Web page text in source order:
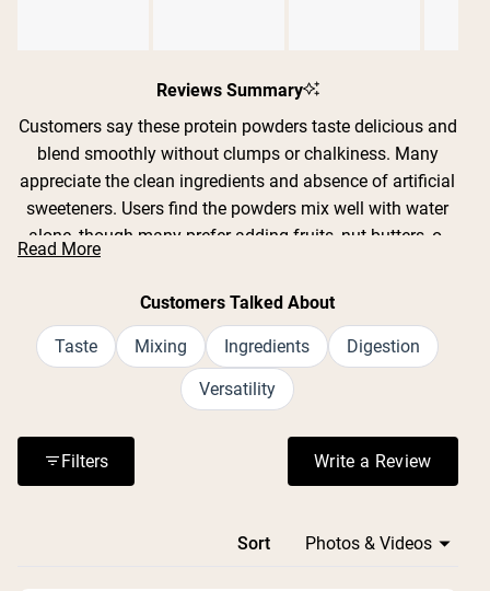
selected
Reviews Summary
Customers say these protein powders taste delicious and
blend smoothly without clumps or chalkiness. Many
appreciate the clean ingredients and absence of artificial
sweeteners. Users find the powders mix well with water
alone, though many prefer adding fruits, nut butters, or
milk alternatives. Common feedback includes praise for
flavors like strawberry banana, chocolate, pumpkin spice,
are gentle on sensitive stomachs and work well as meal
replacements. While most find the taste excellent, some
note certain flavors can be too sweet or artificial-tasting
filling nature and sustained energy these powders
Read More
Customers Talked About
Taste Mixing Ingredients Digestion
Versatility
Filters Write a Review
(Opens in a
Sort
Loading...
Kup Teraz